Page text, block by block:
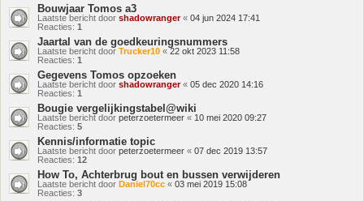
Bouwjaar Tomos a3
Laatste bericht door shadowranger« 04 jun 2024 17:41
Reacties: 1
Jaartal van de goedkeuringsnummers
Laatste bericht door Trucker10 « 22 okt 2023 11:58
Reacties: 1
Gegevens Tomos opzoeken
Laatste bericht door shadowranger« 05 dec 2020 14:16
Reacties: 1
Bougie vergelijkingstabel@wiki
Laatste bericht door peterzoetermeer « 10 mei 2020 09:27
Reacties: 5
Kennis/informatie topic
Laatste bericht door peterzoetermeer « 07 dec 2019 13:57
Reacties: 12
How To, Achterbrug bout en bussen verwijderen
Laatste bericht door Daniel70cc « 03 mei 2019 15:08
Reacties: 3